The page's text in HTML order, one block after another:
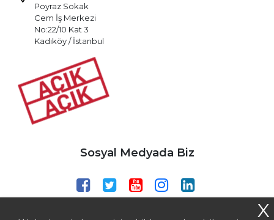
Poyraz Sokak
Cem İş Merkezi
No:22/10 Kat 3
Kadıköy / İstanbul
Sosyal Medyada Biz
X